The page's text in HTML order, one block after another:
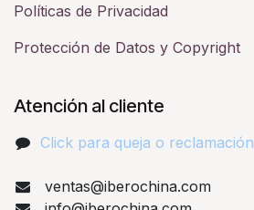
Políticas de Privacidad
Protección de Datos y Copyright
Atención al cliente
Click para queja o reclamación​
ventas@iberochina.com